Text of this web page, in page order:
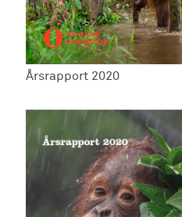
Årsrapport 2020